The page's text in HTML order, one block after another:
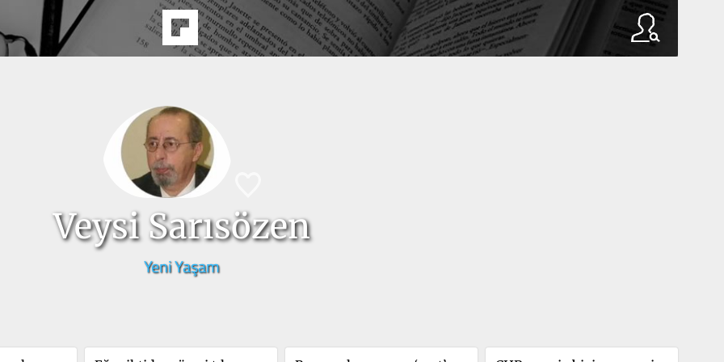
Veysi Sarısözen
Yeni Yaşam